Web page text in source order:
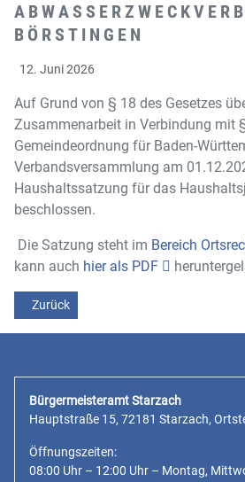
BÖRSTINGEN
12. Juni 2026
Auf Grund von § 18 des Gesetzes
Zusammenarbeit in Verbindung mit
Gemeindeordnung für Baden-
Verbandsversammlung am
Haushaltssatzung für das
beschlossen.
Die Satzung steht im Bereich
kann auch hier als PDF
Vorheriger Beitrag: Öffentliche
Zurück
Bürgermeisteramt Starzach
Hauptstraße 15, 72181 Starzach,
Öffnungszeiten:
08:00 Uhr – 12:00 Uhr – Montag,